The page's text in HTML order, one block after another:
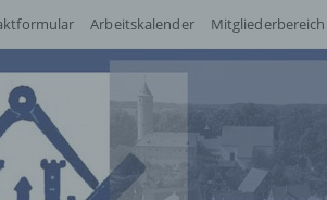
Arbeitskalender Mitgliederbereich